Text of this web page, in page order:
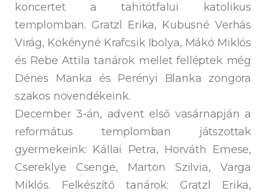
koncertet a tahitótfalui katolikus
templomban. Gratzl Erika, Kubusné Verhás
Virág, Kökényné Krafcsik Ibolya, Mákó Miklós
és Rebe Attila tanárok mellet felléptek még
Dénes Manka és Perényi Blanka zongora
szakos növendékeink.
December 3-án, advent első vasárnapján a
református templomban játszottak
gyermekeink: Kállai Petra, Horváth Emese,
Csereklye Csenge, Marton Szilvia, Varga
Miklós. Felkészítő tanárok: Gratzl Erika,